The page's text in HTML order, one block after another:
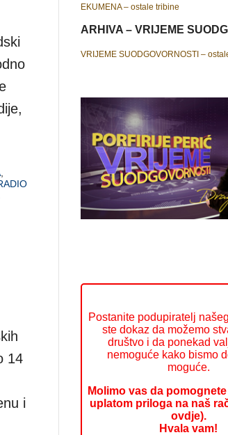
14
i
EKUMENA – ostale tribine
ARHIVA – VRIJEME
VRIJEME SUODGOVORNOSTI –
Postanite podupiratelj
ste dokaz da možemo
društvo i da ponekad
nemoguće kako bismo
moguće.
Molimo vas da
uplatom priloga na naš
ovdje).
Hvala vam!